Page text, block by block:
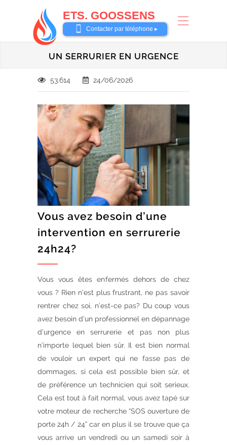
ETS. GOOSSENS
0485 58 62 32
Contacter par téléphone ▸
UN SERRURIER EN URGENCE
53.614 24/06/2026
Vous avez besoin d’une
intervention en serrurerie
24h24?
Vous vous êtes enfermés dehors de chez
vous ? Rien n’est plus frustrant, ne pas savoir
rentrer chez soi, n’est-ce pas? Du coup vous
avez besoin d’un professionnel en dépannage
d’urgence en serrurerie et pas non plus
n’importe lequel bien sûr. Il est bien normal
de vouloir un expert qui ne fasse pas de
dommages, si cela est possible bien sûr, et
de préférence un technicien qui soit serieux.
Cela est tout à fait normal, vous avez tapé sur
votre moteur de recherche “SOS ouverture de
porte 24h / 24” car en plus il se trouve que ça
vous arrive un vendredi ou un samedi soir à